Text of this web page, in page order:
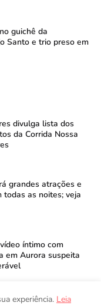
guichê da
Santo e trio preso em
divulga lista dos
da Corrida Nossa
grandes atrações e
as noites; veja
íntimo com
em Aurora suspeita
experiência. Leia